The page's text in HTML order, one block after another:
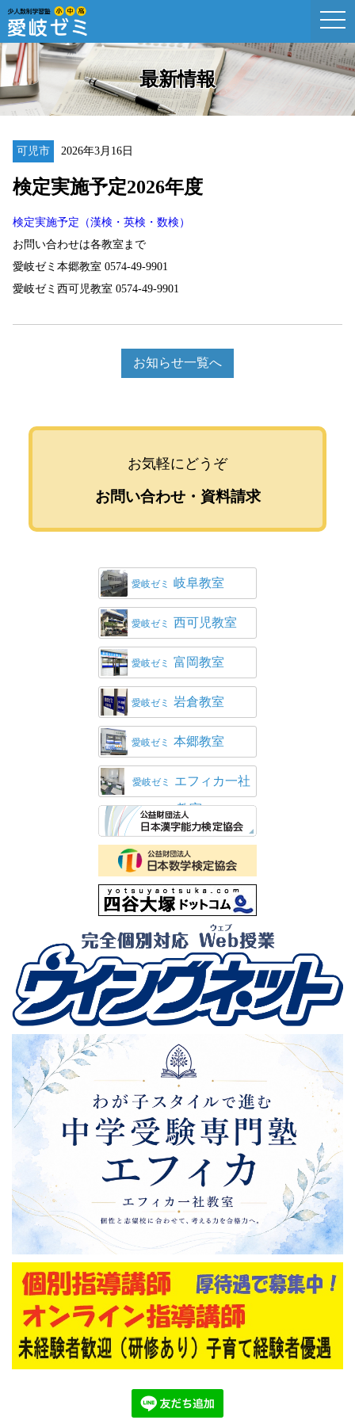
最新情報
可児市 2026年3月16日
検定実施予定2026年度
検定実施予定（漢検・英検・数検）
お問い合わせは各教室まで
愛岐ゼミ本郷教室 0574-49-9901
愛岐ゼミ西可児教室 0574-49-9901
お知らせ一覧へ
お気軽にどうぞ
お問い合わせ・資料請求
愛岐ゼミ 岐阜教室
愛岐ゼミ 西可児教室
愛岐ゼミ 富岡教室
愛岐ゼミ 岩倉教室
愛岐ゼミ 本郷教室
愛岐ゼミ エフィカ一社
教室